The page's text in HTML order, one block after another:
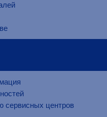
сервисных центров